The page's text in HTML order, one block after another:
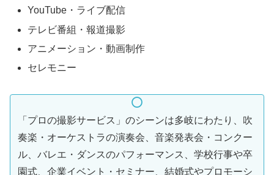
YouTube・ライブ配信
テレビ番組・報道撮影
アニメーション・動画制作
セレモニー
「プロの撮影サービス」のシーンは多岐にわたり、吹
奏楽・オーケストラの演奏会、音楽発表会・コンクー
ル、バレエ・ダンスのパフォーマンス、学校行事や卒
園式、企業イベント・セミナー、結婚式やプロモーシ